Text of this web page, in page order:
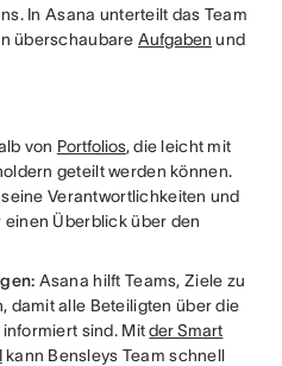
In Asana unterteilt das Team
überschaubare Aufgaben und
von Portfolios, die leicht mit
geteilt werden können.
Verantwortlichkeiten und
Überblick über den
Asana hilft Teams, Ziele zu
damit alle Beteiligten über die
sind. Mitder Smart
kann Bensleys Team schnell